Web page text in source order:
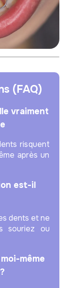
(FAQ)
vraiment
risquent
après un
est-il
dents et ne
souriez ou
même